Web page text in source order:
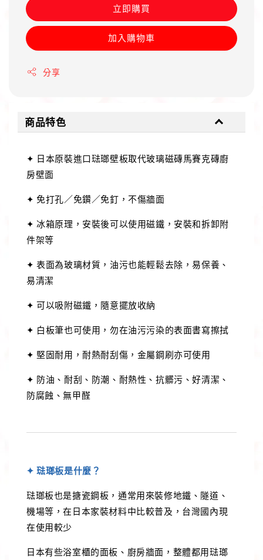
立即購買
加入購物車
分享
商品特色
✦ 日本原裝進口琺瑯壁板取代玻璃磁磚馬賽克磚廚
房壁面
✦ 免打孔／免鑽／免釘，不傷牆面
✦ 冰箱原理，安裝後可以使用磁鐵，安裝和拆卸附
件架等
✦ 表面為玻璃材質，油污也能輕鬆去除，易保養、
易清潔
✦ 可以吸附磁鐵，隨意擺放收納
✦ 白板筆也可使用，勿在油污污染的表面書寫擦拭
✦ 堅固耐用，耐熱耐刮傷，金屬鋼刷亦可使用
✦ 防油、耐刮、防潮、耐熱性、抗髒污、好清潔、
防腐蝕、無甲醛
✦ 琺瑯板是什麼？
琺瑯板也是搪瓷鋼板，通常用來裝修地鐵、隧道、
機場等，在日本家裝材料中比較普及，台灣國內現
在使用較少
日本有些浴室櫃的面板、廚房牆面，整體都用琺瑯